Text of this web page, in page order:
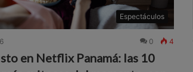
Espectáculos
0 4
en Netflix Panamá: las 10